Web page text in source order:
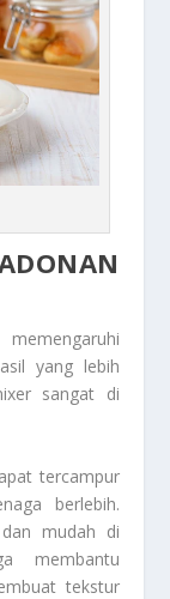
yang lebih
sangat di
tercampur
berlebih.
mudah di
membantu
tekstur